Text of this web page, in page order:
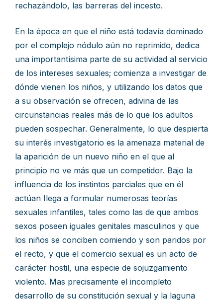
rechazándolo, las barreras del incesto.
En la época en que el niño está todavía dominado
por el complejo nódulo aún no reprimido, dedica
una importantísima parte de su actividad al servicio
de los intereses sexuales; comienza a investigar de
dónde vienen los niños, y utilizando los datos que
a su observación se ofrecen, adivina de las
circunstancias reales más de lo que los adultos
pueden sospechar. Generalmente, lo que despierta
su interés investigatorio es la amenaza material de
la aparición de un nuevo niño en el que al
principio no ve más que un competidor. Bajo la
influencia de los instintos parciales que en él
actúan Ilega a formular numerosas teorías
sexuales infantiles, tales como las de que ambos
sexos poseen iguales genitales masculinos y que
los niños se conciben comiendo y son paridos por
el recto, y que el comercio sexual es un acto de
carácter hostil, una especie de sojuzgamiento
violento. Mas precisamente el incompleto
desarrollo de su constitución sexual y la laguna